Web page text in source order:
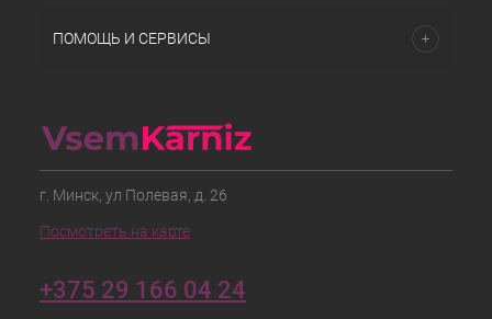
ПОМОЩЬ И СЕРВИСЫ
г. Минск, ул Полевая, д. 26
Посмотреть на карте
+375 29 166 04 24